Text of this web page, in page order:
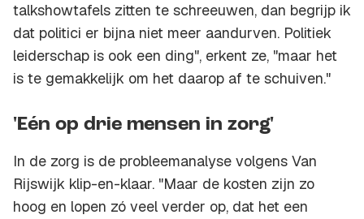
talkshowtafels zitten te schreeuwen, dan begrijp ik
dat politici er bijna niet meer aandurven. Politiek
leiderschap is ook een ding", erkent ze, "maar het
is te gemakkelijk om het daarop af te schuiven."
'Eén op drie mensen in zorg'
In de zorg is de probleemanalyse volgens Van
Rijswijk klip-en-klaar. "Maar de kosten zijn zo
hoog en lopen zó veel verder op, dat het een